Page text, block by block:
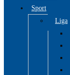
Sport
Liga